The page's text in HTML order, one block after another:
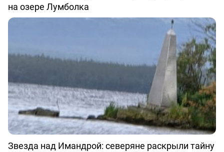
на озере Лумболка
Звезда над Имандрой: северяне раскрыли тайну